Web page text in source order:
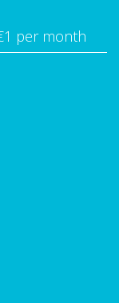
per month